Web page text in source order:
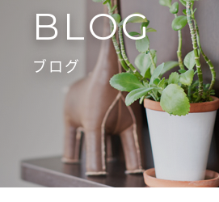
BLOG
ブログ